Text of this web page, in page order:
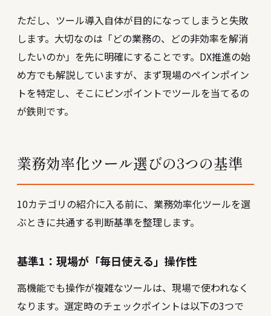
ただし、ツール導入自体が目的になってしまうと失敗
します。大切なのは「どの業務の、どの非効率を解消
したいのか」を先に明確にすることです。 DX推進の始
め方でも解説していますが、まず現場のペインポイン
トを特定し、そこにピンポイントでツールを当てるの
が鉄則です。
業務効率化ツール選びの3つの基準
10カテゴリの紹介に入る前に、業務効率化ツールを選
ぶときに共通する判断基準を整理します。
基準1：現場が「毎日使える」操作性
高機能でも操作が複雑なツールは、現場で使われなく
なります。選定時のチェックポイントは以下の3つで